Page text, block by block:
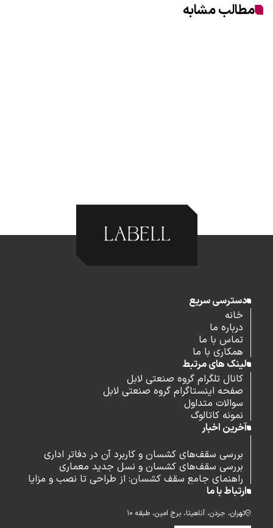
مطالب مشابه
دسترسی سریع
خانه
درباره ما
تماس با ما
همکاری با ما
لینک های مرتبط
کانال تلگرام گروه صنعتی لابل
صفحه اینستاگرام گروه صنعتی لابل
سوالات متداول
نمونه کاتالوگ
آخرین اخبار
بررسی سقف‌های کشسان و کاربرد آن در دفاتر اداری
بررسی سقف‌های کشسان و نسل جدید معماری
راهنمای جامع سقف کشسان: از طراحی تا نصب و مزایا
ارتباط با ما
تهران، جردن، آناهیتا، برج امین، طبقه ۱۰